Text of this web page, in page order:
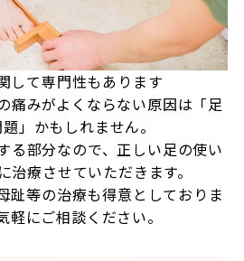
して専門性もあります
痛みがよくならない原因は「足
」かもしれません。
る部分なので、正しい足の使い
治療させていただきます。
趾等の治療も得意としておりま
軽にご相談ください。